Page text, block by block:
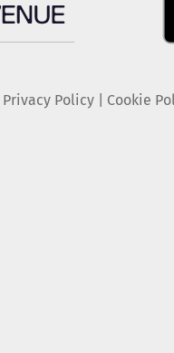
Privacy Policy| Cookie